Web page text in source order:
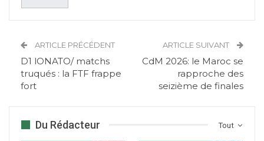
ARTICLE PRÉCÉDENT
D1 lONATO/ matchs
truqués : la FTF frappe
fort
ARTICLE SUIVANT
CdM 2026: le Maroc se
rapproche des
seizième de finales
Tout
Du Rédacteur